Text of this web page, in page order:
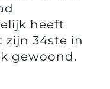
heeft
zijn 34ste in
gewoond.